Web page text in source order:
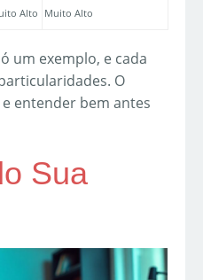
Alto Muito Alto
um exemplo, e cada
O
entender bem antes
Sua